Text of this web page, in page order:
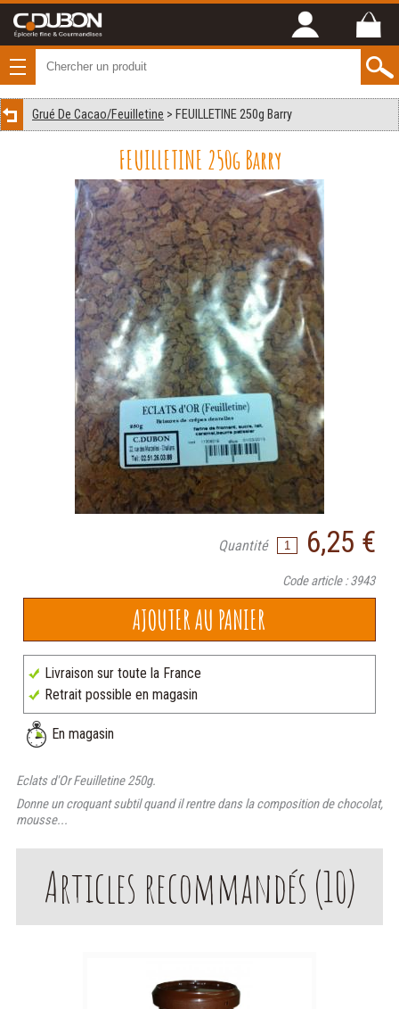
Grué De Cacao/Feuilletine > FEUILLETINE 250g Barry
FEUILLETINE 250g Barry
6,25 €
Quantité
Code article : 3943
Livraison sur toute la France
Retrait possible en magasin
En magasin
Eclats d'Or Feuilletine 250g.
Donne un croquant subtil quand il rentre dans la composition de chocolat,
mousse...
Articles recommandés (10)